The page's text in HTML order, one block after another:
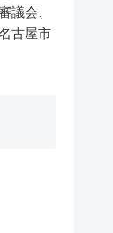
議会、
古屋市